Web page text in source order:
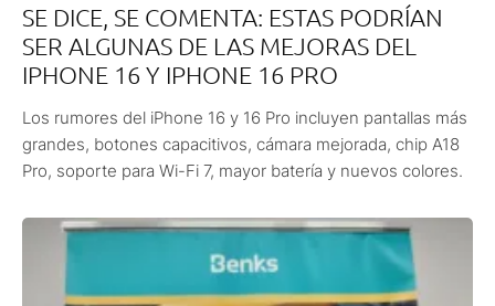
SE DICE, SE COMENTA: ESTAS PODRÍAN
SER ALGUNAS DE LAS MEJORAS DEL
IPHONE 16 Y IPHONE 16 PRO
Los rumores del iPhone 16 y 16 Pro incluyen pantallas más
grandes, botones capacitivos, cámara mejorada, chip A18
Pro, soporte para Wi-Fi 7, mayor batería y nuevos colores.